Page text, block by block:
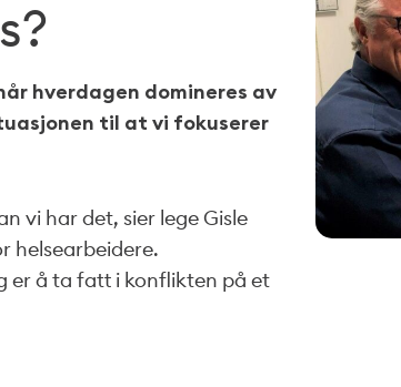
hverdagen domineres av
til at vi fokuserer
vi har det, sier lege Gisle
helsearbeidere.
er å ta fatt i konflikten på et